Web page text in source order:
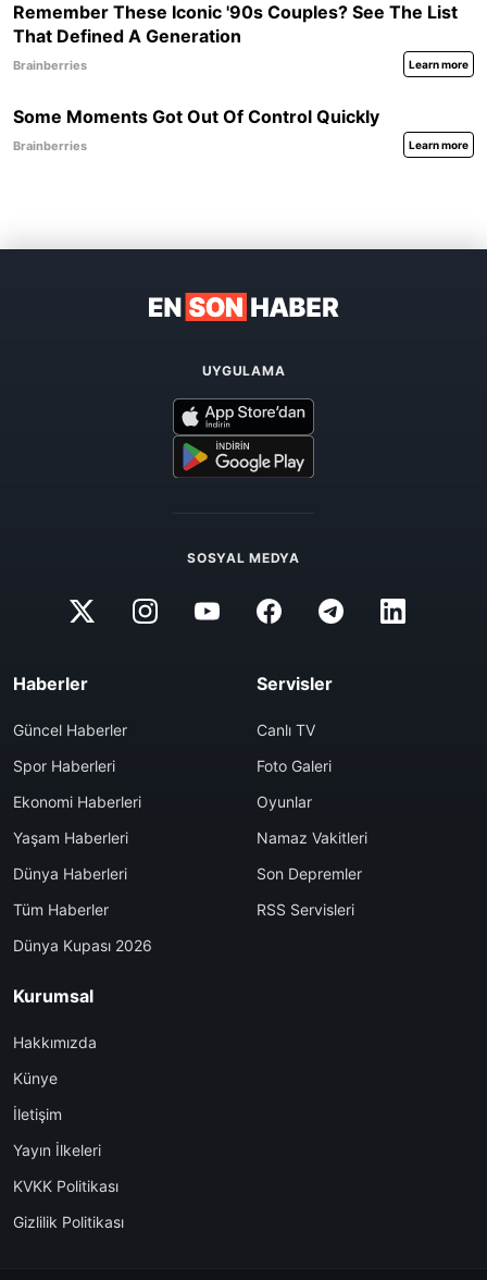
UYGULAMA
SOSYAL MEDYA
Haberler
Güncel Haberler
Spor Haberleri
Ekonomi Haberleri
Yaşam Haberleri
Dünya Haberleri
Tüm Haberler
Dünya Kupası 2026
Servisler
Canlı TV
Foto Galeri
Oyunlar
Namaz Vakitleri
Son Depremler
RSS Servisleri
Kurumsal
Hakkımızda
Künye
İletişim
Yayın İlkeleri
KVKK Politikası
Gizlilik Politikası